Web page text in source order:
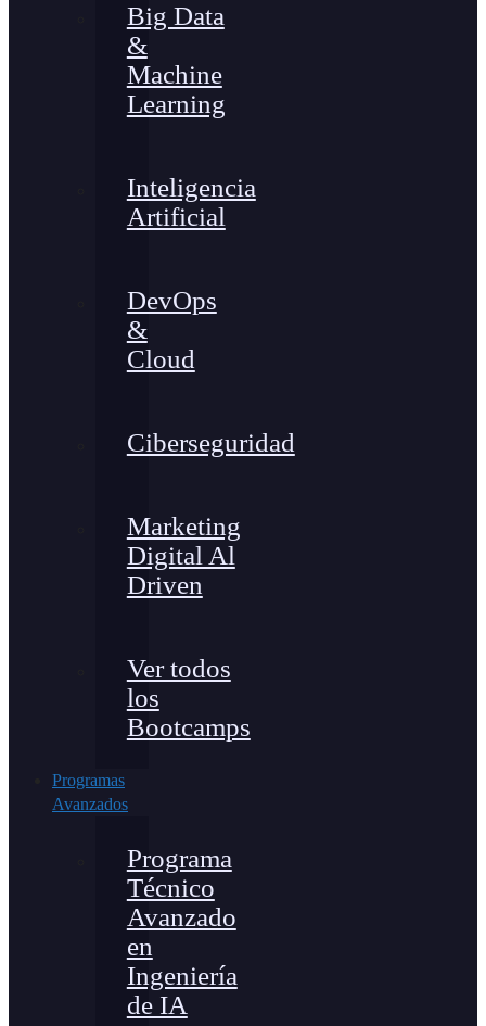
Big Data
&
Machine
Learning
Inteligencia
Artificial
DevOps
&
Cloud
Ciberseguridad
Marketing
Digital Al
Driven
Ver todos
los
Bootcamps
Programas
Avanzados
Programa
Técnico
Avanzado
en
Ingeniería
de IA